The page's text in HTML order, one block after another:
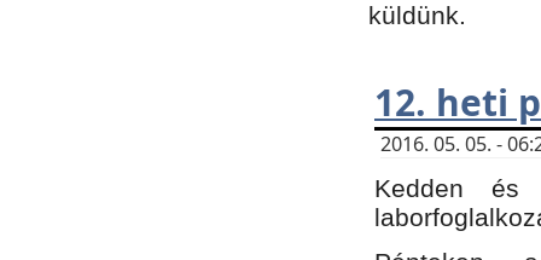
küldünk.
12. heti
2016. 05. 05. -
Kedden és